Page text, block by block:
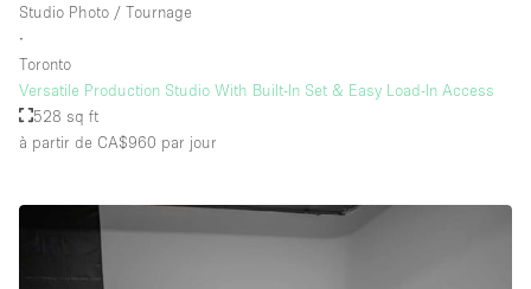
Studio Photo / Tournage
∙
Toronto
Versatile Production Studio With Built-In Set & Easy Load-In Access
528 sq ft
à partir de CA$960 par jour